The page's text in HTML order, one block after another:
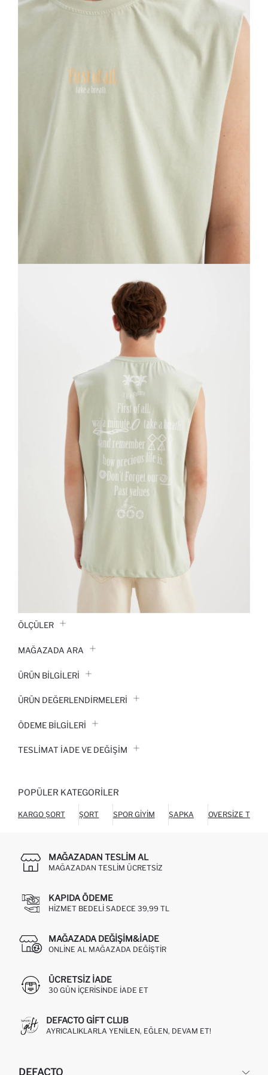
ÖLÇÜLER
MAĞAZADA ARA
ÜRÜN BILGILERI
ÜRÜN DEĞERLENDİRMELERİ
ÖDEME BİLGİLERİ
TESLIMAT İADE VE DEĞIŞIM
POPÜLER KATEGORILER
KARGO ŞORT ŞORT SPOR GIYIM ŞAPKA OVERSIZE
MAĞAZADAN TESLIM AL
MAĞAZADAN TESLIM ÜCRETSIZ
KAPIDA ÖDEME
HIZMET BEDELI SADECE 39,99 TL
MAĞAZADA DEĞIŞIM&İADE
ONLINE AL MAĞAZADA DEĞIŞTIR
ÜCRETSIZ IADE
30 GÜN IÇERISINDE IADE ET
DEFACTO GIFT CLUB
AYRICALIKLARLA YENILEN, EĞLEN, DEVAM ET!
DEFACTO